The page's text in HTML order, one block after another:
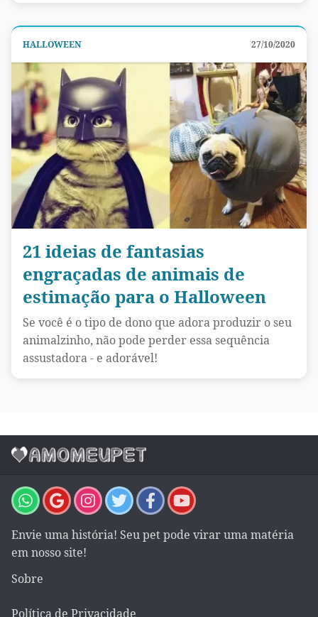
HALLOWEEN 27/10/2020
21 ideias de fantasias
engraçadas de animais de
estimação para o Halloween
Se você é o tipo de dono que adora produzir o seu
animalzinho, não pode perder essa sequência
assustadora - e adorável!
Envie uma história! Seu pet pode virar uma matéria
em nosso site!
Sobre
Política de Privacidade